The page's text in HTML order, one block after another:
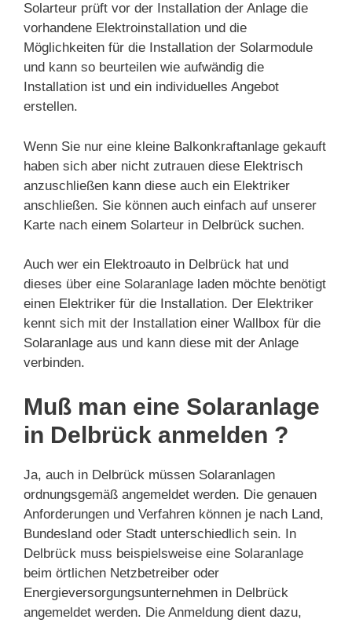
Solarteur prüft vor der Installation der Anlage die
vorhandene Elektroinstallation und die
Möglichkeiten für die Installation der Solarmodule
und kann so beurteilen wie aufwändig die
Installation ist und ein individuelles Angebot
erstellen.
Wenn Sie nur eine kleine Balkonkraftanlage gekauft
haben sich aber nicht zutrauen diese Elektrisch
anzuschließen kann diese auch ein Elektriker
anschließen. Sie können auch einfach auf unserer
Karte nach einem Solarteur in Delbrück suchen.
Auch wer ein Elektroauto in Delbrück hat und
dieses über eine Solaranlage laden möchte benötigt
einen Elektriker für die Installation. Der Elektriker
kennt sich mit der Installation einer Wallbox für die
Solaranlage aus und kann diese mit der Anlage
verbinden.
Muß man eine Solaranlage
in Delbrück anmelden ?
Ja, auch in Delbrück müssen Solaranlagen
ordnungsgemäß angemeldet werden. Die genauen
Anforderungen und Verfahren können je nach Land,
Bundesland oder Stadt unterschiedlich sein. In
Delbrück muss beispielsweise eine Solaranlage
beim örtlichen Netzbetreiber oder
Energieversorgungsunternehmen in Delbrück
angemeldet werden. Die Anmeldung dient dazu,